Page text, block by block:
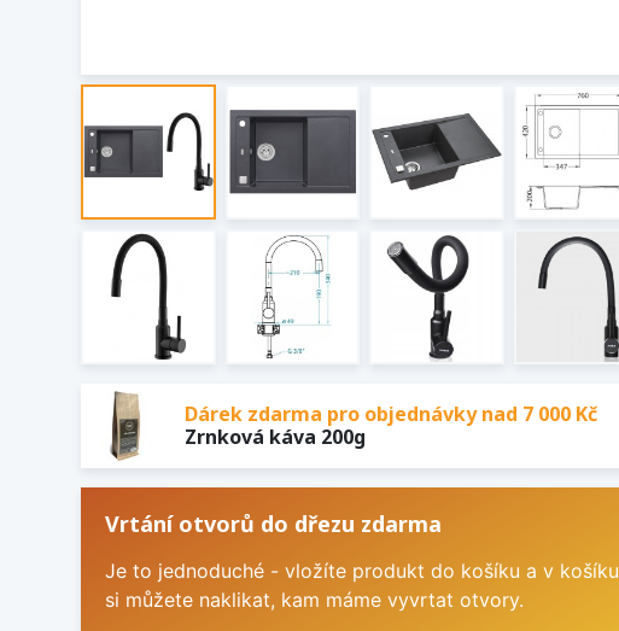
Dárek zdarma pro objednávky nad 7 000 Kč
Zrnková káva 200g
Vrtání otvorů do dřezu zdarma
Je to jednoduché - vložíte produkt do košíku a v košíku
si můžete naklikat, kam máme vyvrtat otvory.